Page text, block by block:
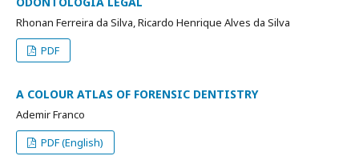
Rhonan Ferreira da Silva, Ricardo Henrique Alves da Silva
PDF
A COLOUR ATLAS OF FORENSIC DENTISTRY
Ademir Franco
PDF (English)